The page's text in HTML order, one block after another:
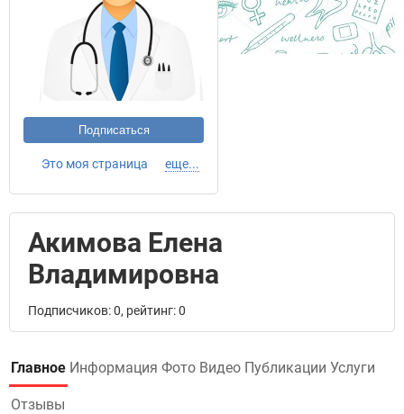
Подписаться
Это моя страница еще...
Акимова Елена
Владимировна
Подписчиков: 0, рейтинг: 0
Главное Информация Фото Видео Публикации Услуги
Отзывы